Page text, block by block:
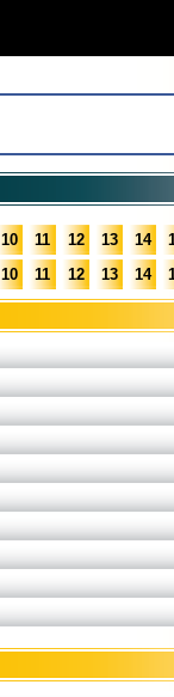
10 11 12 13 14
10 11 12 13 14